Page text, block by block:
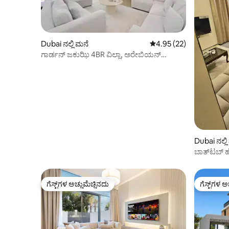
Dubai ನಲ್ಲಿ ಮನೆ 5 ರಲ್ಲಿ 4.95 ಸರಾಸರಿ
4.95 (22)
ಗಾರ್ಡನ್ ಜಕುಝಿ 4BR ವಿಲ್ಲಾ, ಅರೇಬಿಯನ್
Dubai
ಬಾತ್‌ಟಬ್
ಗೆಸ್ಟ್‌ಗಳ ಅಚ್ಚುಮೆಚ್ಚಿನದು
ಗೆಸ್ಟ್‌ಗಳ ಅಚ್ಚುಮೆಚ್ಚಿನದು ಗೆಸ್ಟ್‌ಗಳ
ಗೆಸ್ಟ್‌ಗಳ